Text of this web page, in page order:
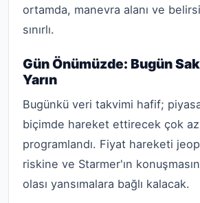
ortamda, manevra alanı ve
sınırlı.
Gün Önümüzde: Bugün
Yarın
Bugünkü veri takvimi hafif;
biçimde hareket ettirecek çok
programlandı. Fiyat hareketi
riskine ve Starmer'ın
olası yansımalara bağlı kalacak.